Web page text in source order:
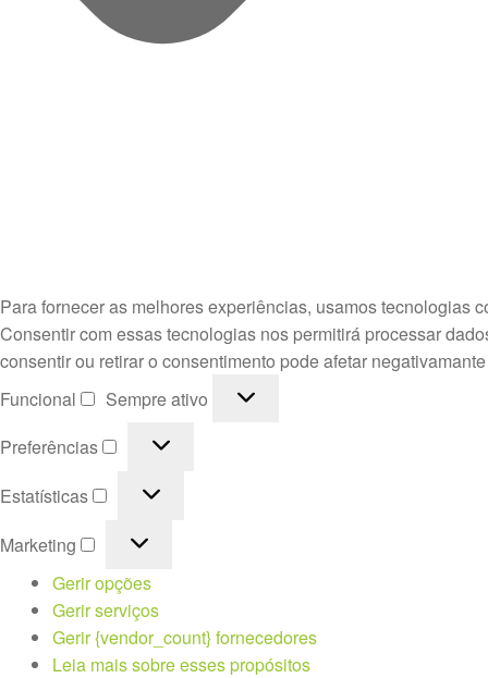
Para fornecer as melhores experiências, usamos tecnologias
Consentir com essas tecnologias nos permitirá processar
consentir ou retirar o consentimento pode afetar
Funcional
Funcional
Sempre ativo
Preferências
Preferências
Estatísticas Estatísticas
Marketing
Marketing
Gerir opções
Gerir serviços
Gerir {vendor_count} fornecedores
Leia mais sobre esses propósitos